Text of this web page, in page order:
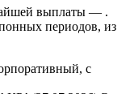
установлена на
графику купонных
выплаты — .
периодов, из